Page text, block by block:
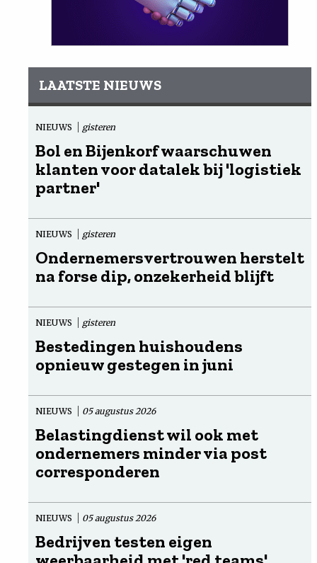
LAATSTE NIEUWS
NIEUWS gisteren
Bol en Bijenkorf waarschuwen
klanten voor datalek bij 'logistiek
partner'
NIEUWS gisteren
Ondernemersvertrouwen herstelt
na forse dip, onzekerheid blijft
NIEUWS gisteren
Bestedingen huishoudens
opnieuw gestegen in juni
NIEUWS 05 augustus 2026
Belastingdienst wil ook met
ondernemers minder via post
corresponderen
NIEUWS 05 augustus 2026
Bedrijven testen eigen